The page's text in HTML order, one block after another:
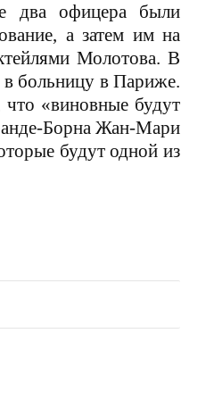
два офицера были
а затем им на
Молотова. В
в больницу в Париже.
«виновные будут
Борна Жан-Мари
будут одной из